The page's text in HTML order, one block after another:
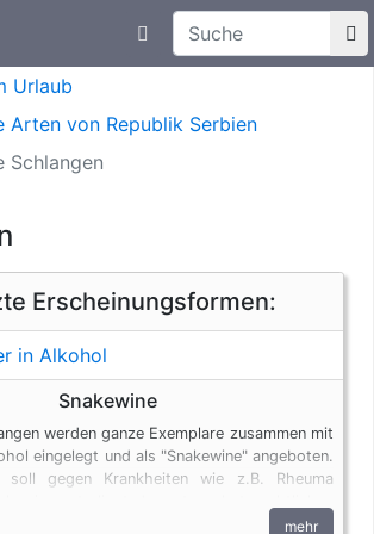
Aktuelle Meldungen
Suchtexteingabe
Urlaub
Arten von Republik Serbien
Schlangen
Erscheinungsformen:
Snakewine
werden ganze Exemplare zusammen mit
eingelegt und als "Snakewine" angeboten.
soll gegen Krankheiten wie z.B. Rheuma
mehr